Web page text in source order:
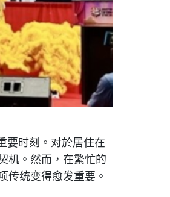
要时刻。对於居住在
机。然而，在繁忙的
传统变得愈发重要。